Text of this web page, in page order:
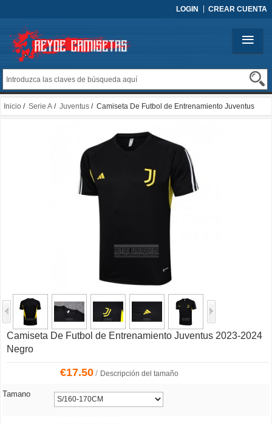
LOGIN CREAR CUENTA
Inicio / Serie A / Juventus / Camiseta De Futbol de Entrenamiento Juventus
Camiseta De Futbol de Entrenamiento Juventus 2023-2024
Negro
€17.50/ Descripción del tamaño
Tamano